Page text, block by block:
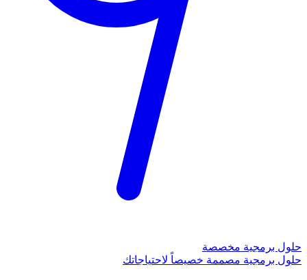
حلول برمجية مخصصة
حلول برمجية مصممة خصيصاً لاحتياجاتك